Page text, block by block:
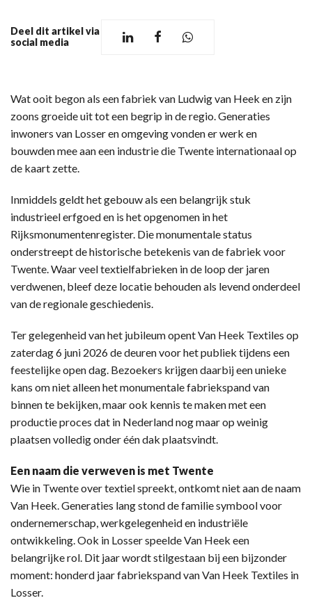
Deel dit artikel via
social media
Wat ooit begon als een fabriek van Ludwig van Heek en zijn
zoons groeide uit tot een begrip in de regio. Generaties
inwoners van Losser en omgeving vonden er werk en
bouwden mee aan een industrie die Twente internationaal op
de kaart zette.
Inmiddels geldt het gebouw als een belangrijk stuk
industrieel erfgoed en is het opgenomen in het
Rijksmonumentenregister. Die monumentale status
onderstreept de historische betekenis van de fabriek voor
Twente. Waar veel textielfabrieken in de loop der jaren
verdwenen, bleef deze locatie behouden als levend onderdeel
van de regionale geschiedenis.
Ter gelegenheid van het jubileum opent Van Heek Textiles op
zaterdag 6 juni 2026 de deuren voor het publiek tijdens een
feestelijke open dag. Bezoekers krijgen daarbij een unieke
kans om niet alleen het monumentale fabriekspand van
binnen te bekijken, maar ook kennis te maken met een
productie proces dat in Nederland nog maar op weinig
plaatsen volledig onder één dak plaatsvindt.
Een naam die verweven is met Twente
Wie in Twente over textiel spreekt, ontkomt niet aan de naam
Van Heek. Generaties lang stond de familie symbool voor
ondernemerschap, werkgelegenheid en industriële
ontwikkeling. Ook in Losser speelde Van Heek een
belangrijke rol. Dit jaar wordt stilgestaan bij een bijzonder
moment: honderd jaar fabriekspand van Van Heek Textiles in
Losser.